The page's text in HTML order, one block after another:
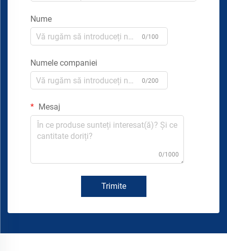
Nume
0/100
Numele companiei
0/200
Mesaj
0/1000
Trimite